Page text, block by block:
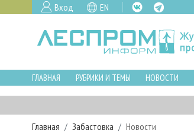
Вход EN
ГЛАВНАЯ РУБРИКИ И ТЕМЫ НОВОСТИ
Главная Забастовка
Новости